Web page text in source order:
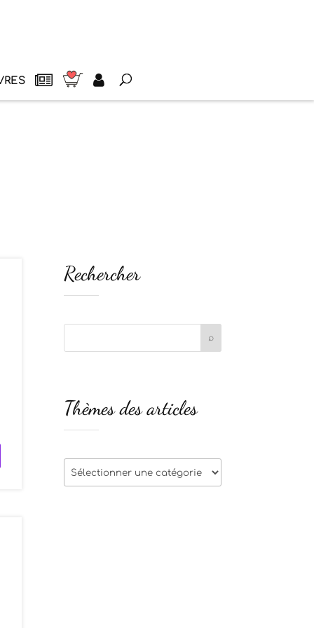
Rechercher
Thèmes des articles
Thèmes
des